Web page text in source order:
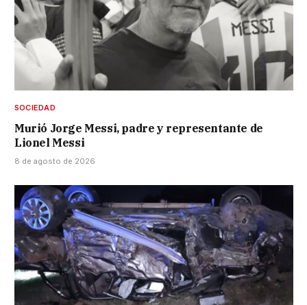
SOCIEDAD
Murió Jorge Messi, padre y representante de
Lionel Messi
8 de agosto de 2026